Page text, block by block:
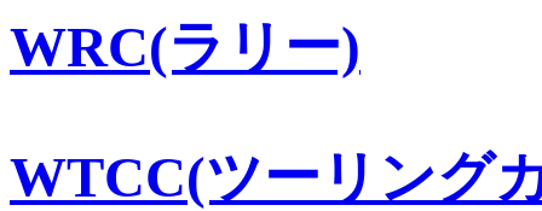
WRC(ラリー)
WTCC(ツーリング